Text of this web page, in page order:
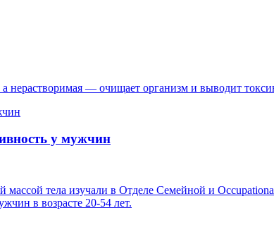
а нерастворимая — очищает организм и выводит
у мужчин
массой тела изучали в Отделе Семейной и
в возрасте 20-54 лет.